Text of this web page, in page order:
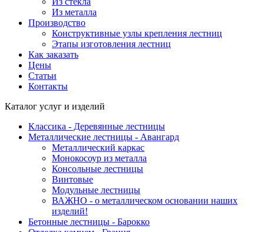
Из металла
Производство
Конструктивные узлы крепления лестниц
Этапы изготовления лестниц
Как заказать
Цены
Статьи
Контакты
Каталог услуг и изделий
Классика - Деревянные лестницы
Металлические лестницы - Авангард
Металлический каркас
Монокосоур из металла
Консольные лестницы
Винтовые
Модульные лестницы
ВАЖНО - о металлическом основании наших
изделий!
Бетонные лестницы - Барокко